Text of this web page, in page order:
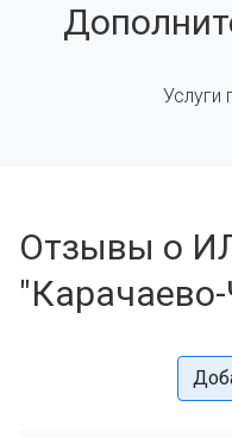
Услуги
Отзывы о